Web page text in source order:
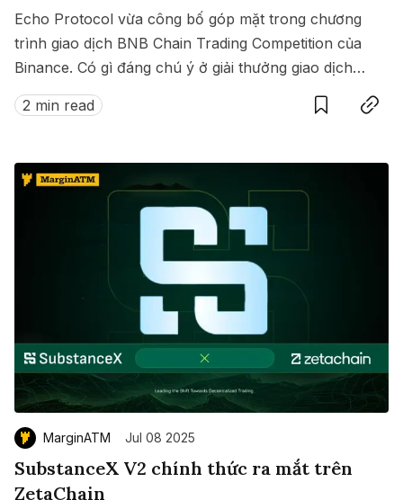
Echo Protocol vừa công bố góp mặt trong chương
trình giao dịch BNB Chain Trading Competition của
Binance. Có gì đáng chú ý ở giải thưởng giao dịch
này?
2 min read
SaveCopy link
MarginATM Jul 08 2025
SubstanceX V2 chính thức ra mắt trên
ZetaChain